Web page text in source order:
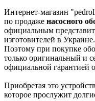
Интернет-магазин
по продаже насосного
официальным
изготовителей в Украине.
Поэтому при покупке
только оригинальный и
официальной гарантией
Приобретая это
которое прослужит